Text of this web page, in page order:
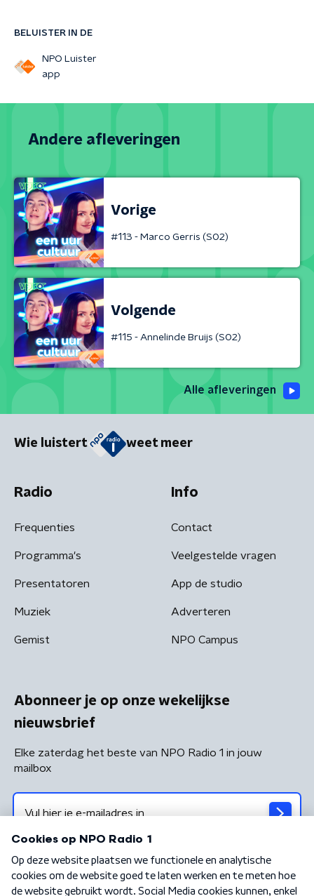
BELUISTER IN DE
NPO Luister
app
Andere afleveringen
Vorige
#113 - Marco Gerris (S02)
Volgende
#115 - Annelinde Bruijs (S02)
Alle afleveringen
Wie luistert weet meer
Radio
Frequenties
Programma's
Presentatoren
Muziek
Gemist
Info
Contact
Veelgestelde vragen
App de studio
Adverteren
NPO Campus
Abonneer je op onze wekelijkse
nieuwsbrief
Elke zaterdag het beste van NPO Radio 1 in jouw
mailbox